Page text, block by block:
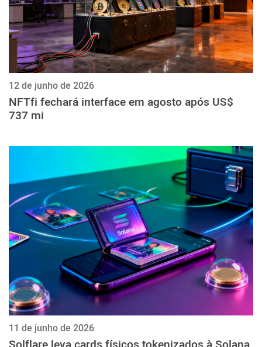
12 de junho de 2026
NFTfi fechará interface em agosto após US$
737 mi
11 de junho de 2026